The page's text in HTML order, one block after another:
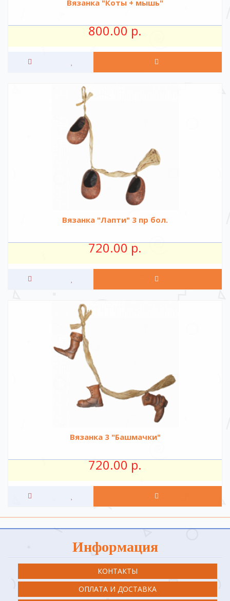
Вязанка "Коты + мышь"
800.00 р.
Вязанка "Лапти" 3 пр бол.
720.00 р.
Вязанка 3 "Башмачки"
720.00 р.
Информация
КОНТАКТЫ
ОПЛАТА И ДОСТАВКА